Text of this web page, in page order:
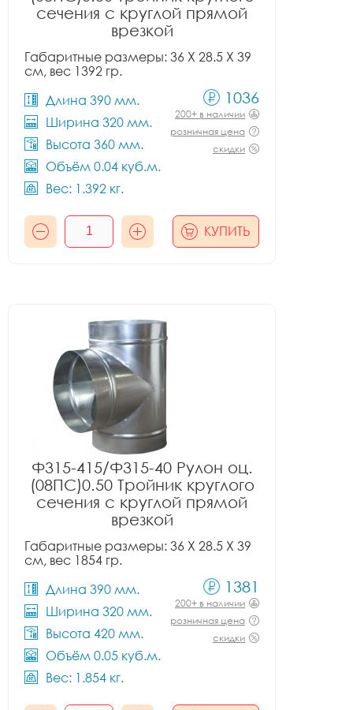
сечения с круглой прямой
врезкой
Габаритные размеры: 36 X 28.5 X 39
см, вес 1392 гр.
Длина 390 мм.
Ширина 320 мм.
Высота 360 мм.
Объём 0.04 куб.м.
Вес: 1.392 кг.
1036
200+ в наличии
розничная цена
скидки
КУПИТЬ
Ф315-415/Ф315-40 Рулон оц.
(08ПС)0.50 Тройник круглого
сечения с круглой прямой
врезкой
Габаритные размеры: 36 X 28.5 X 39
см, вес 1854 гр.
Длина 390 мм.
Ширина 320 мм.
Высота 420 мм.
Объём 0.05 куб.м.
Вес: 1.854 кг.
1381
200+ в наличии
розничная цена
скидки